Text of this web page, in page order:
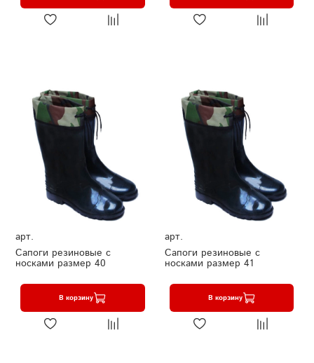
арт.
Сапоги резиновые с
носками размер 40
В корзину
арт.
Сапоги резиновые с
носками размер 41
В корзину